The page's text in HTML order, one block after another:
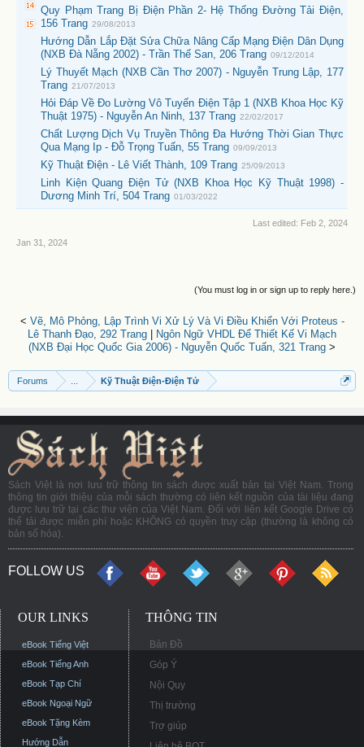
Quy Phạm Trang Bị Điện Phần 2- Hệ Thống Đường Tải Điện,
156 Trang 29/08/2013
Hướng Dẫn Lắp Đặt Sửa Chữa Nâng Cấp Mạng Điện Dân Dụng
(NXB Đà Nẵng 2002) - Trần Thế San, 206 Trang 09/12/2014
Lý Thuyết Mạch (NXB Cần Thơ 2007) - Nguyễn Trung Lập, 177
Trang 21/07/2013
Hỏi Đáp Về Đo Lường Vô Tuyến Điện Tập 1 (NXB Khoa Học Kỹ
Thuật 1975) - Nguyễn An Ninh, 137 Trang 22/02/2017
Chất Lượng Dịch Vụ Truyền Thông Đa Hướng Thời Gian Thực
Qua Mạng Ip - Đỗ Trọng Tuấn, 55 Trang 09/09/2013
Kỹ Thuật Điện - Lê Viết Thành, 109 Trang 25/09/2013
Linh Kiện Quang Điện Tử (NXB Khoa Học Kỹ Thuật 1998) -
Dương Minh Trí, 504 Trang 01/03/2022
Last edited: Feb 2, 2024
Jan 31, 2024
(You must log in or sign up to reply here.)
< Vẽ, Mô Phỏng, Lập Trình Vi Xử Lý Và Vi Điều Khiển Với Proteus -
Lê Thanh Đạo, 292 Trang
Ngôn Ngữ VHDL Để Thiết Kế Vi Mạch
(NXB Đại Học Quốc Gia 2006) - Nguyễn Quốc Tuấn, 321 Trang >
Forums Kỹ Thuật Điện-Điện Tử
Sách Việt là nơi lưu trữ thông tin sách được xuất bản tại Việt Nam. Trong
thông tin giới thiệu của mỗi sách thường có liên kết nguồn của tài liệu đang
được lưu trữ tại các thư viện của Việt Nam. Đối với liên kết Google Drive có
thể tải được miễn phí hoặc KHÔNG có quyền truy cập (thường là không có
bản số hóa).
FOLLOW US
OUR LINKS
eBook Tiếng Việt
eBook Tiếng Anh
eBook Tạp Chí
eBook Ngoại Ngữ
eBook Tặng Kèm
Hướng Dẫn
THÔNG TIN
Bản Đồ
Góp Ý
Nội Quy
Thị trường
Trợ giúp